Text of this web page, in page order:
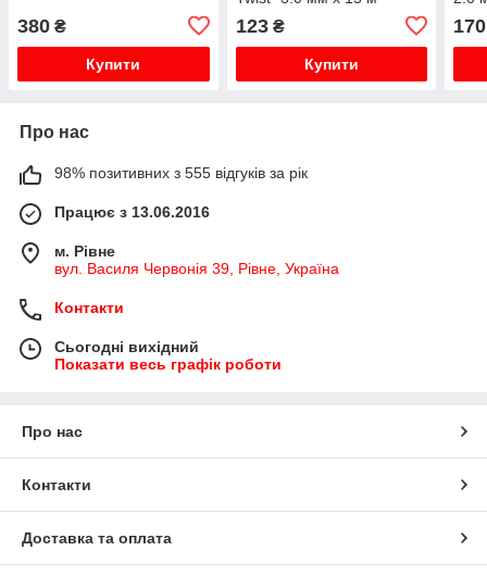
380 ₴
Купити
123₴
Купити
170
Про нас
98% позитивних з 555 відгуків за рік
Працює з 13.06.2016
м. Рівне
вул. Василя Червонія 39, Рівне, Україна
Контакти
Сьогодні вихідний
Показати весь графік роботи
Про нас
Контакти
Доставка та оплата